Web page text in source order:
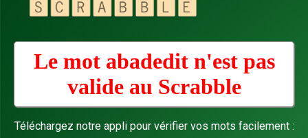
Le mot abadedit n'est pas
valide au Scrabble
Téléchargez notre appli pour vérifier vos mots facilement :